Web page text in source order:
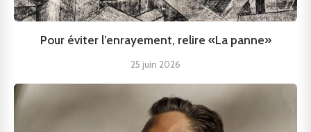
Pour éviter l’enrayement, relire «La panne»
25 juin 2026